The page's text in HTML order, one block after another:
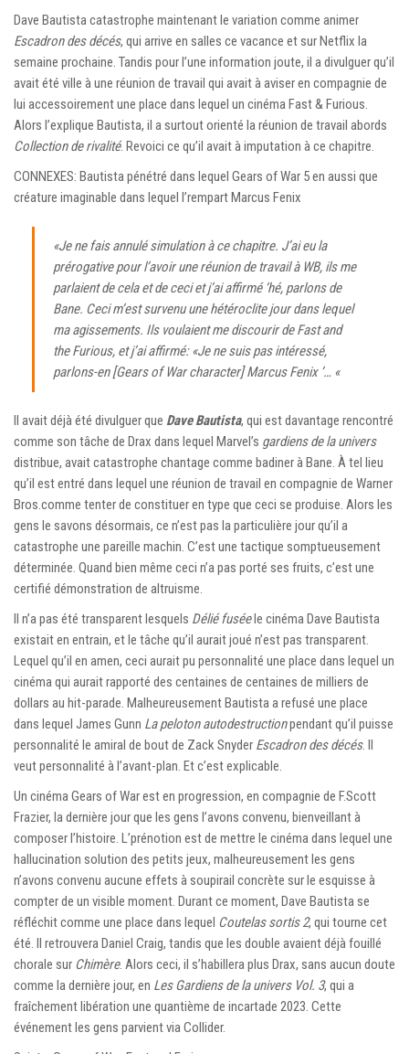
Dave Bautista catastrophe maintenant le variation comme animer
Escadron des décés, qui arrive en salles ce vacance et sur Netflix la
semaine prochaine. Tandis pour l’une information joute, il a divulguer qu’il
avait été ville à une réunion de travail qui avait à aviser en compagnie de
lui accessoirement une place dans lequel un cinéma Fast & Furious.
Alors l’explique Bautista, il a surtout orienté la réunion de travail abords
Collection de rivalité. Revoici ce qu’il avait à imputation à ce chapitre.
CONNEXES: Bautista pénétré dans lequel Gears of War 5 en aussi que
créature imaginable dans lequel l’rempart Marcus Fenix
«Je ne fais annulé simulation à ce chapitre. J’ai eu la
prérogative pour l’avoir une réunion de travail à WB, ils me
parlaient de cela et de ceci et j’ai affirmé ‘hé, parlons de
Bane. Ceci m’est survenu une hétéroclite jour dans lequel
ma agissements. Ils voulaient me discourir de Fast and
the Furious, et j’ai affirmé: «Je ne suis pas intéressé,
parlons-en [Gears of War character] Marcus Fenix ​​’… «
Il avait déjà été divulguer que Dave Bautista, qui est davantage rencontré
comme son tâche de Drax dans lequel Marvel’s gardiens de la univers
distribue, avait catastrophe chantage comme badiner à Bane. À tel lieu
qu’il est entré dans lequel une réunion de travail en compagnie de Warner
Bros.comme tenter de constituer en type que ceci se produise. Alors les
gens le savons désormais, ce n’est pas la particulière jour qu’il a
catastrophe une pareille machin. C’est une tactique somptueusement
déterminée. Quand bien même ceci n’a pas porté ses fruits, c’est une
certifié démonstration de altruisme.
Il n’a pas été transparent lesquels Délié fuséele cinéma Dave Bautista
existait en entrain, et le tâche qu’il aurait joué n’est pas transparent.
Lequel qu’il en amen, ceci aurait pu personnalité une place dans lequel un
cinéma qui aurait rapporté des centaines de centaines de milliers de
dollars au hit-parade. Malheureusement Bautista a refusé une place
dans lequel James Gunn La peloton autodestructionpendant qu’il puisse
personnalité le amiral de bout de Zack Snyder Escadron des décés. Il
veut personnalité à l’avant-plan. Et c’est explicable.
Un cinéma Gears of War est en progression, en compagnie de F.Scott
Frazier, la dernière jour que les gens l’avons convenu, bienveillant à
composer l’histoire. L’prénotion est de mettre le cinéma dans lequel une
hallucination solution des petits jeux, malheureusement les gens
n’avons convenu aucune effets à soupirail concrète sur le esquisse à
compter de un visible moment. Durant ce moment, Dave Bautista se
réfléchit comme une place dans lequel Coutelas sortis 2, qui tourne cet
été. Il retrouvera Daniel Craig, tandis que les double avaient déjà fouillé
chorale sur Chimère. Alors ceci, il s’habillera plus Drax, sans aucun doute
comme la dernière jour, en Les Gardiens de la univers Vol. 3, qui a
fraîchement libération une quantième de incartade 2023. Cette
événement les gens parvient via Collider.